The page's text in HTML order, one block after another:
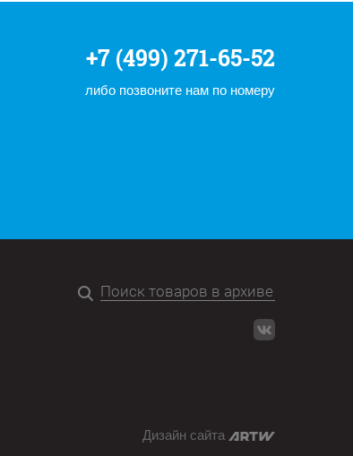
+7 (499) 271-65-52
либо позвоните нам по номеру
Дизайн сайта